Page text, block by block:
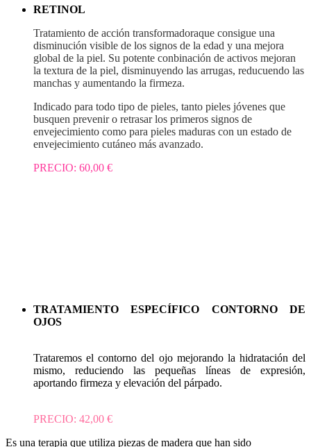
RETINOL
Tratamiento de acción transformadoraque consigue una
disminución visible de los signos de la edad y una mejora
global de la piel. Su potente conbinación de activos mejoran
la textura de la piel, disminuyendo las arrugas, reducuendo las
manchas y aumentando la firmeza.
Indicado para todo tipo de pieles, tanto pieles jóvenes que
busquen prevenir o retrasar los primeros signos de
envejecimiento como para pieles maduras con un estado de
envejecimiento cutáneo más avanzado.
PRECIO: 60,00 €
TRATAMIENTO ESPECÍFICO CONTORNO DE
OJOS
Trataremos el contorno del ojo mejorando la hidratación del
mismo, reduciendo las pequeñas líneas de expresión,
aportando firmeza y elevación del párpado.
PRECIO: 42,00 €
Es una terapia que utiliza piezas de madera que han sido